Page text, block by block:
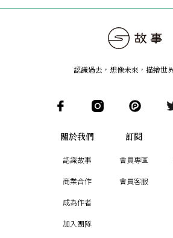
認識過去，想像未來 ， 描繪世
關於我們
認識故事
商業合作
成為作者
加入團隊
訂閱
會員專區
會員客服